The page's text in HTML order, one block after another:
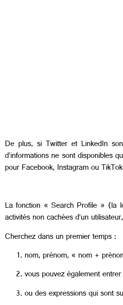
De plus, si Twitter et LinkedIn
d’informations ne sont disponibles
pour Facebook, Instagram ou
La fonction « Search Profile » (la
activités non cachées d’un
Cherchez dans un premier temps :
nom, prénom, « nom +
vous pouvez également
ou des expressions qui sont